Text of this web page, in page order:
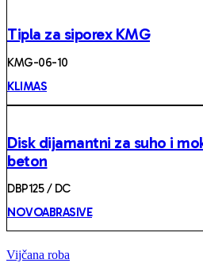
Tipla za siporex KMG
KMG-06-10
KLIMAS
Disk dijamantni za suho i
beton
DBP125 / DC
NOVOABRASIVE
Vijčana roba